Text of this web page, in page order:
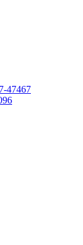
47467